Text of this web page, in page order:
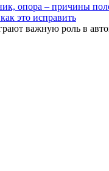
опора – причины
это исправить
важную роль в